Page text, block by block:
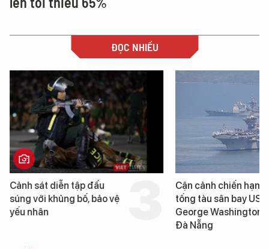
ĐỌC NHIỀU
Cảnh sát diễn tập đấu
súng với khủng bố, bảo vệ
yếu nhân
Cận cảnh chiến hạm
tống tàu sân bay USS
George Washington
Đà Nẵng